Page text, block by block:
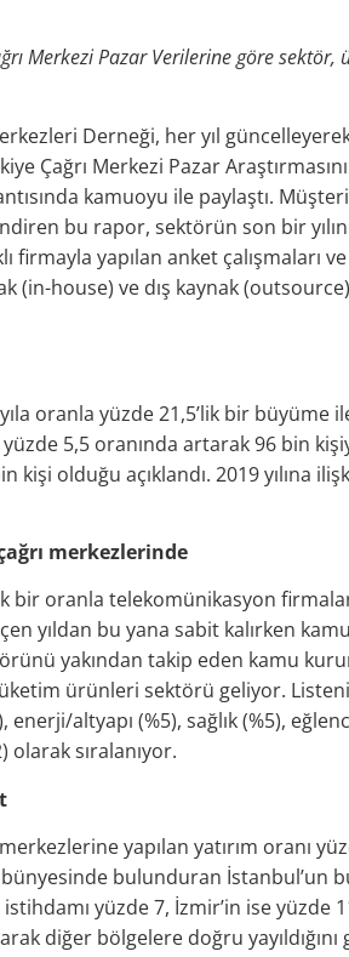
Merkezi Pazar Verilerine göre sektör,
Derneği, her yıl güncelleyerek
Çağrı Merkezi Pazar
kamuoyu ile paylaştı.
bu rapor, sektörün son bir
firmayla yapılan anket çalışmaları
house) ve dış kaynak
oranla yüzde 21,5’lik bir büyüme ile
5,5 oranında artarak 96 bin
olduğu açıklandı. 2019 yılına
merkezlerinde
bir oranla telekomünikasyon
yıldan bu yana sabit kalırken
yakından takip eden kamu
ürünleri sektörü geliyor.
enerji/altyapı (%5), sağlık (%5),
sıralanıyor.
yapılan yatırım oranı
bulunduran İstanbul’un
yüzde 7, İzmir’in ise yüzde
diğer bölgelere doğru